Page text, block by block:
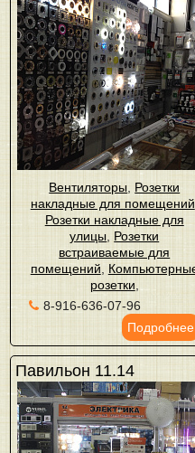
Вентиляторы Розетки
накладные для помещений
Розетки накладные для
улицы Розетки
встраиваемые для
помещений
розетки
8-916-636-07-96
Подробнее
Павильон 11.14